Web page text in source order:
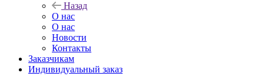
Назад
О нас
О нас
Новости
Контакты
Заказчикам
Индивидуальный заказ